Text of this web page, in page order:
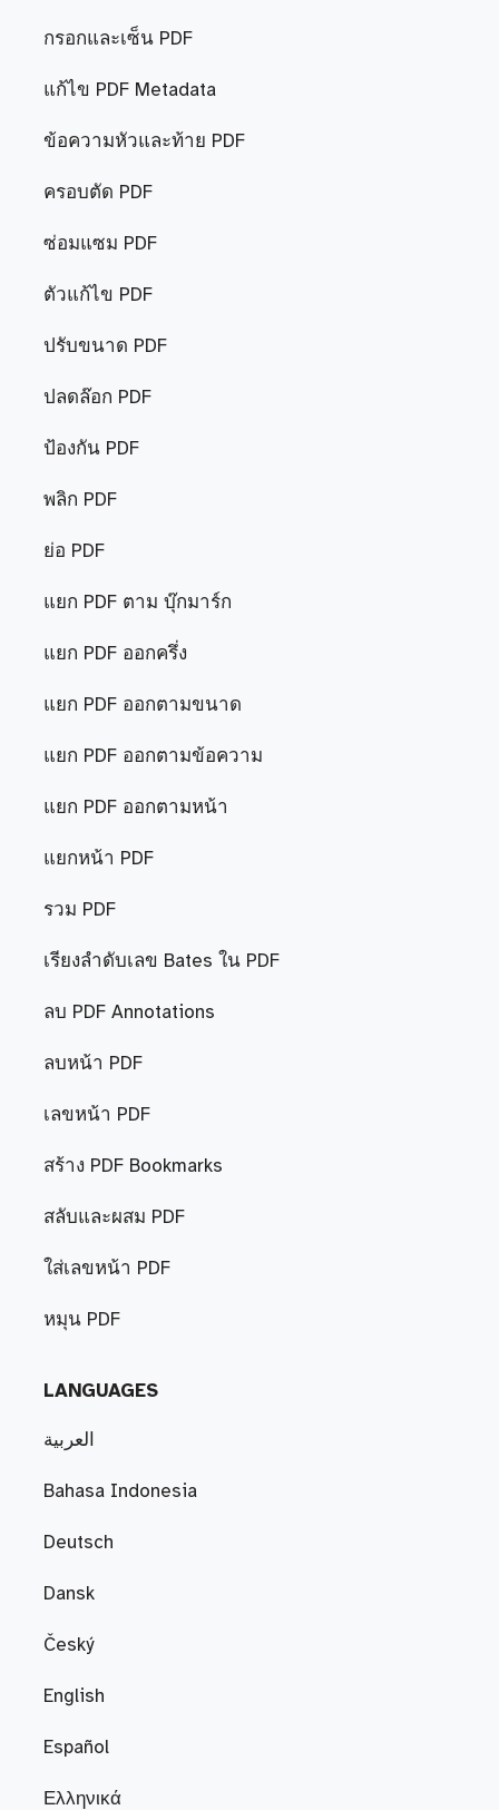
กรอกและเซ็น PDF
แก้ไข PDF Metadata
ข้อความหัวและท้าย PDF
ครอบตัด PDF
ซ่อมแซม PDF
ตัวแก้ไข PDF
ปรับขนาด PDF
ปลดล๊อก PDF
ป้องกัน PDF
พลิก PDF
ย่อ PDF
แยก PDF ตาม บุ๊กมาร์ก
แยก PDF ออกครึ่ง
แยก PDF ออกตามขนาด
แยก PDF ออกตามข้อความ
แยก PDF ออกตามหน้า
แยกหน้า PDF
รวม PDF
เรียงลำดับเลข Bates ใน PDF
ลบ PDF Annotations
ลบหน้า PDF
เลขหน้า PDF
สร้าง PDF Bookmarks
สลับและผสม PDF
ใส่เลขหน้า PDF
หมุน PDF
LANGUAGES
العربية
Bahasa Indonesia
Deutsch
Dansk
Český
English
Español
Ελληνικά